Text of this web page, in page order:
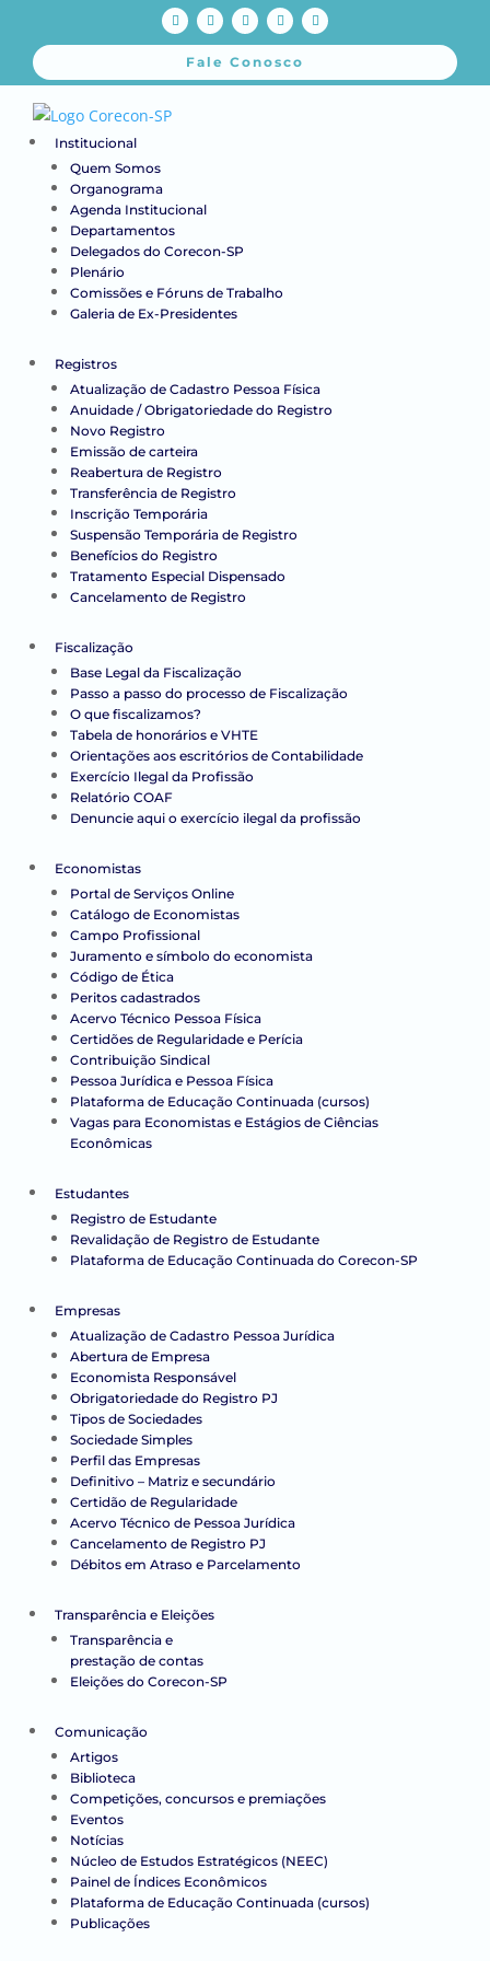
Fale Conosco
Institucional
Quem Somos
Organograma
Agenda Institucional
Departamentos
Delegados do Corecon-SP
Plenário
Comissões e Fóruns de Trabalho
Galeria de Ex-Presidentes
Registros
Atualização de Cadastro Pessoa Física
Anuidade / Obrigatoriedade do Registro
Novo Registro
Emissão de carteira
Reabertura de Registro
Transferência de Registro
Inscrição Temporária
Suspensão Temporária de Registro
Benefícios do Registro
Tratamento Especial Dispensado
Cancelamento de Registro
Fiscalização
Base Legal da Fiscalização
Passo a passo do processo de Fiscalização
O que fiscalizamos?
Tabela de honorários e VHTE
Orientações aos escritórios de Contabilidade
Exercício Ilegal da Profissão
Relatório COAF
Denuncie aqui o exercício ilegal da profissão
Economistas
Portal de Serviços Online
Catálogo de Economistas
Campo Profissional
Juramento e símbolo do economista
Código de Ética
Peritos cadastrados
Acervo Técnico Pessoa Física
Certidões de Regularidade e Perícia
Contribuição Sindical
Pessoa Jurídica e Pessoa Física
Plataforma de Educação Continuada (cursos)
Vagas para Economistas e Estágios de Ciências
Econômicas
Estudantes
Registro de Estudante
Revalidação de Registro de Estudante
Plataforma de Educação Continuada do Corecon-SP
Empresas
Atualização de Cadastro Pessoa Jurídica
Abertura de Empresa
Economista Responsável
Obrigatoriedade do Registro PJ
Tipos de Sociedades
Sociedade Simples
Perfil das Empresas
Definitivo – Matriz e secundário
Certidão de Regularidade
Acervo Técnico de Pessoa Jurídica
Cancelamento de Registro PJ
Débitos em Atraso e Parcelamento
Transparência e Eleições
Transparência e
prestação de contas
Eleições do Corecon-SP
Comunicação
Artigos
Biblioteca
Competições, concursos e premiações
Eventos
Notícias
Núcleo de Estudos Estratégicos (NEEC)
Painel de Índices Econômicos
Plataforma de Educação Continuada (cursos)
Publicações